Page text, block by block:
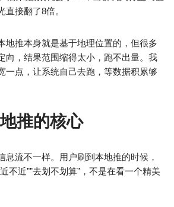
接翻了8倍。
地推本身就是基于地理位置的，但很多
向，结果范围缩得太小，跑不出量。我
一点，让系统自己去跑，等数据积累够
推的核心
息流不一样。用户刷到本地推的时候，
不近””去划不划算”，不是在看一个精美